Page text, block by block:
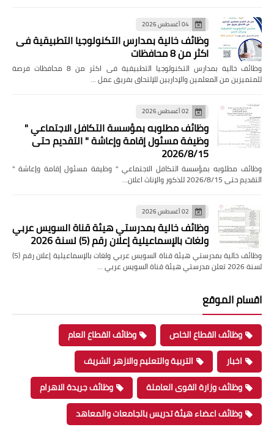
04 أغسطس 2026
وظائف خالية بمدارس التكنولوجيا التطبيقية فى
اكثر من 8 محافظات
وظائف خالية بمدارس التكنولوجيا التطبيقية فى اكثر من 8 محافظات فرصة
للمتميزين من المعلمين والإداريين للإلتحاق بفريق عمل …
02 أغسطس 2026
وظائف مطلوبه بمؤسسة التكافل الاجتماعي "
وظيفة مسئول إقامة وإعاشة " التقديم حتى
2026/8/15
وظائف مطلوبه بمؤسسة التكافل الاجتماعي " وظيفة مسئول إقامة وإعاشة "
التقديم حتى 2026/8/15 للذكور والإناث اعلان…
02 أغسطس 2026
وظائف خالية بمدرستي هيئة قناة السويس عربي
ولغات بالإسماعيلية إعلان رقم (5) لسنة 2026
وظائف خالية بمدرستي هيئة قناة السويس عربي ولغات بالإسماعيلية إعلان رقم (5)
لسنة 2026 تعلن مدرستي هيئة قناة السويس عربي …
اقسام الموقع
وظائف القطاع الخاص
وظائف القطاع العام
اخبار
التربية والتعليم والازهر الشريف
وظائف وزارة القوى العاملة
وظائف جريدة الاهرام
وظائف اعضاء هيئة تدريس بالجامعات والمعاهد